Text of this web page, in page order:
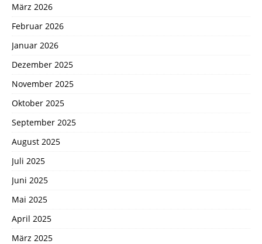
März 2026
Februar 2026
Januar 2026
Dezember 2025
November 2025
Oktober 2025
September 2025
August 2025
Juli 2025
Juni 2025
Mai 2025
April 2025
März 2025